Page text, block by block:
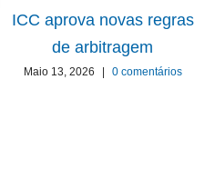
ICC aprova novas regras
de arbitragem
Maio 13, 2026 | 0 comentários